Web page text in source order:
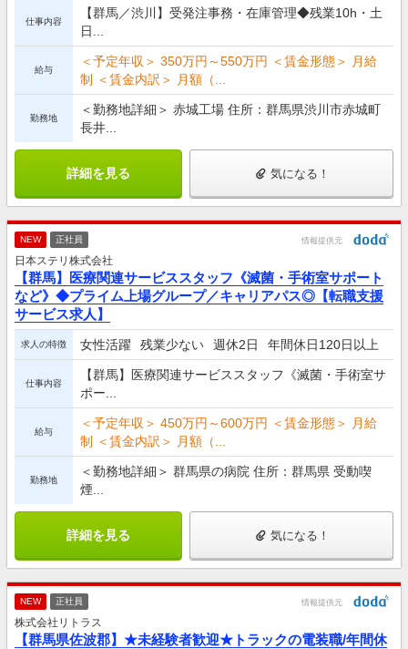
仕事内容
【群馬／渋川】受発注事務・在庫管理◆残業10h・土
日...
給与
＜予定年収＞ 350万円～550万円 ＜賃金形態＞ 月給
制 ＜賃金内訳＞ 月額（...
勤務地
＜勤務地詳細＞ 赤城工場 住所：群馬県渋川市赤城町
長井...
詳細を見る 気になる！
NEW 正社員 情報提供元
日本ステリ株式会社
【群馬】医療関連サービススタッフ《滅菌・手術室サポート
など》◆プライム上場グループ／キャリアパス◎【転職支援
サービス求人】
求人の特徴 女性活躍 残業少ない 週休2日 年間休日120日以上
仕事内容
【群馬】医療関連サービススタッフ《滅菌・手術室サ
ポー...
給与
＜予定年収＞ 450万円～600万円 ＜賃金形態＞ 月給
制 ＜賃金内訳＞ 月額（...
勤務地
＜勤務地詳細＞ 群馬県の病院 住所：群馬県 受動喫
煙...
詳細を見る 気になる！
NEW 正社員 情報提供元
株式会社リトラス
【群馬県佐波郡】★未経験者歓迎★トラックの電装職/年間休